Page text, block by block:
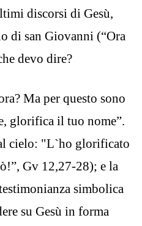
discorsi di Gesù,
di san Giovanni (“Ora
devo dire?
Ma per questo sono
glorifica il tuo nome”.
cielo: "L`ho glorificato
Gv 12,27-28); e la
simbolica
su Gesù in forma